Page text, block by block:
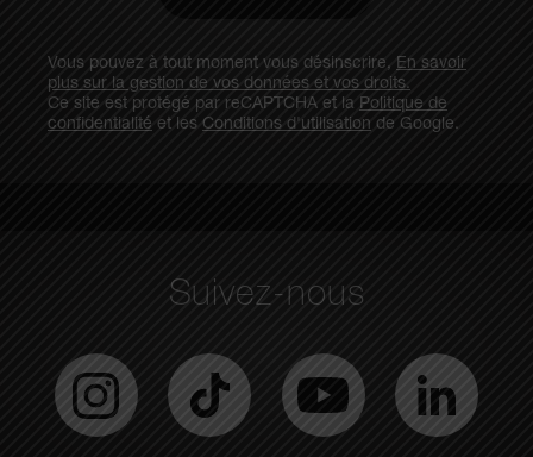
Vous pouvez à tout moment vous désinscrire, En savoir
plus sur la gestion de vos données et vos droits.
Ce site est protégé par reCAPTCHA et la Politique de
confidentialité et les Conditions d'utilisation de Google.
Suivez-nous